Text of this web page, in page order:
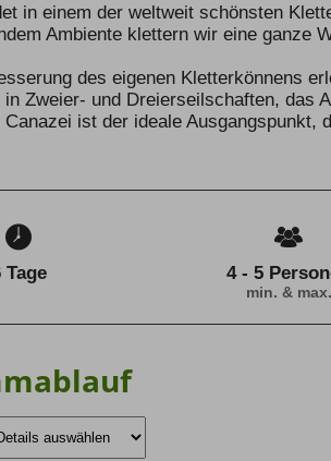
in einem der weltweit schönsten
Ambiente klettern wir eine ganze
des eigenen Kletterkönnens
Zweier- und Dreierseilschaften, das
ist der ideale Ausgangspunkt,
Tage 4 - 5
min. & max.